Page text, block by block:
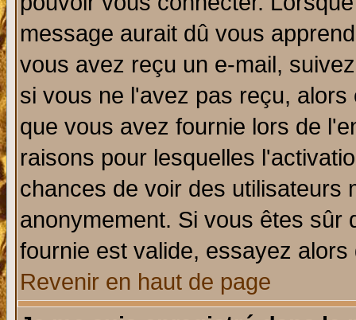
message aurait dû vous
vous avez reçu un e-mail,
si vous ne l'avez pas reçu,
que vous avez fournie lors de
raisons pour lesquelles
chances de voir des utilisateurs
anonymement. Si vous êtes sûr
fournie est valide, essayez
Revenir en haut de page